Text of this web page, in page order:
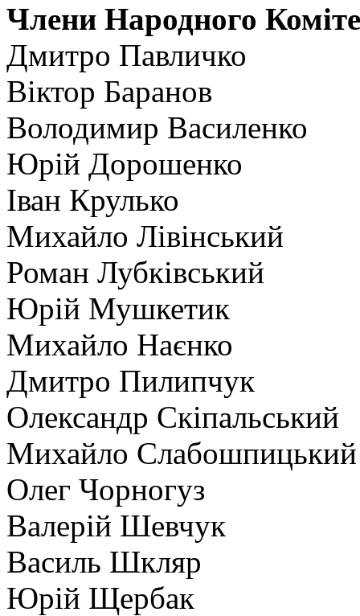
Члени Народного
Дмитро Павличко
Віктор Баранов
Володимир Василенко
Юрій Дорошенко
Іван Крулько
Михайло Лівінський
Роман Лубківський
Юрій Мушкетик
Михайло Наєнко
Дмитро Пилипчук
Олександр Скіпальський
Михайло Слабошпицький
Олег Чорногуз
Валерій Шевчук
Василь Шкляр
Юрій Щербак